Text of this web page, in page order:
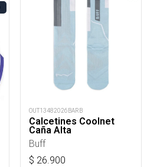
OUT13482026BARB
Calcetines Coolnet
Caña Alta
Buff
$ 26.900